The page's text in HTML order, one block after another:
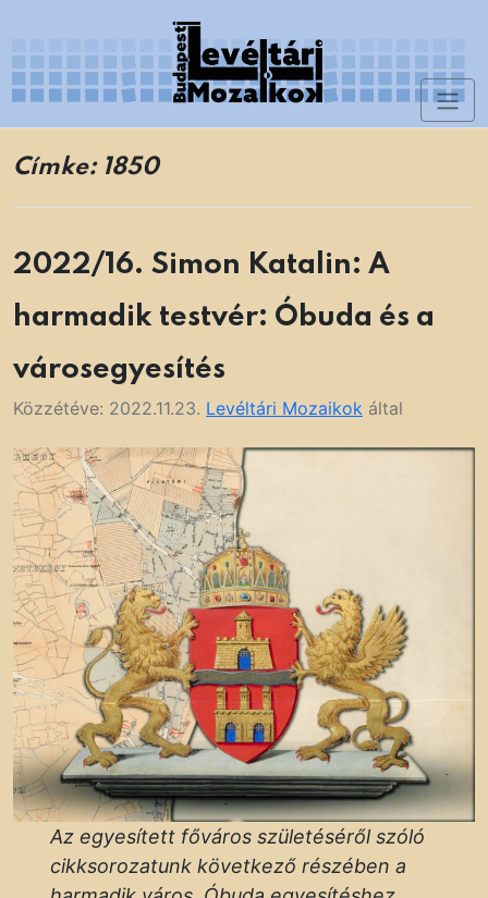
content
Címke: 1850
2022/16. Simon Katalin: A
harmadik testvér: Óbuda és a
városegyesítés
Közzétéve: 2022.11.23. Levéltári Mozaikok által
Az egyesített főváros születéséről szóló
cikksorozatunk következő részében a